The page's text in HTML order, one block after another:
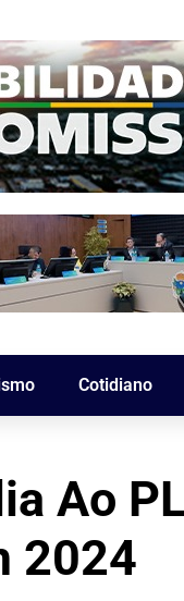
Cotidiano
Ao
2024